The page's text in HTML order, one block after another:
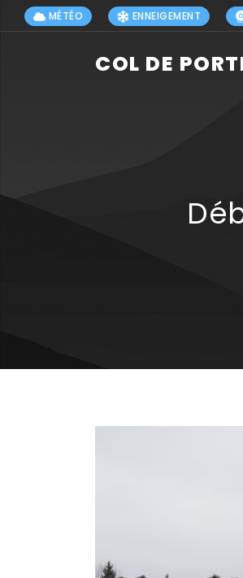
MÉTÉO ENNEIGEMENT
COL DE